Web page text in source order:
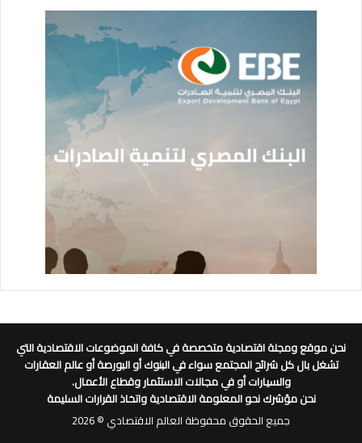
نحن موقع ومجلة اقتصادية متخصصة في كافة الموضوعات الاقتصادية التي
تشغل بال كل شرائح المجتمع سواء في البنوك أو البورصة أو عالم العقارات
والسيارات أو في مجالات الاستثمار وقطاع الأعمال.
نحن مؤشرك نحو المعلومة الاقتصادية واتخاذ القرارات السليمة
جميع الحقوق محفوظة العالم الاقتصادي © 2026